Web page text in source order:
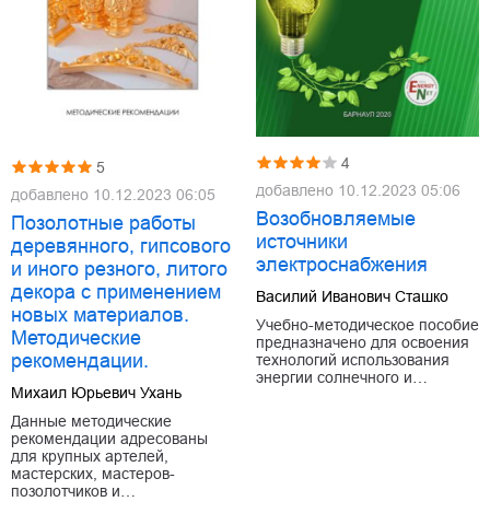
5
добавлено 10.12.2023 06:05
Позолотные работы
деревянного, гипсового
и иного резного, литого
декора с применением
новых материалов.
Методические
рекомендации.
Михаил Юрьевич Ухань
Данные методические
рекомендации адресованы
для крупных артелей,
мастерских, мастеров-
позолотчиков и…
4
добавлено 10.12.2023 05:06
Возобновляемые
источники
электроснабжения
Василий Иванович Сташко
Учебно-методическое пособие
предназначено для освоения
технологий использования
энергии солнечного и…